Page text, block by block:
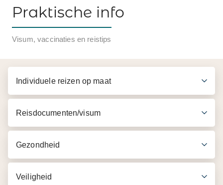
Inbegrepen in de prijs
Engelssprekende ervaren gletsjer gids
Drie uur durende gletsjer wandeling
Gletsjeruitrusting
Praktische info
Visum, vaccinaties en reistips
Individuele reizen op maat
Reisdocumenten/visum
Gezondheid
Veiligheid